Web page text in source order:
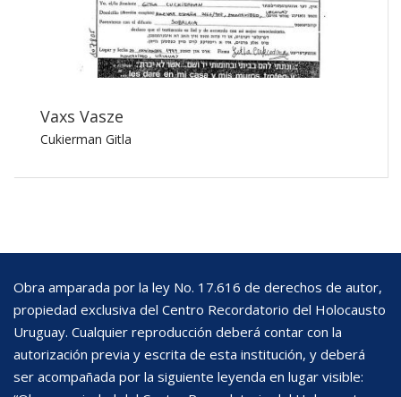
Vaxs Vasze
Cukierman Gitla
Obra amparada por la ley No. 17.616 de derechos de autor,
propiedad exclusiva del Centro Recordatorio del Holocausto
Uruguay. Cualquier reproducción deberá contar con la
autorización previa y escrita de esta institución, y deberá
ser acompañada por la siguiente leyenda en lugar visible: